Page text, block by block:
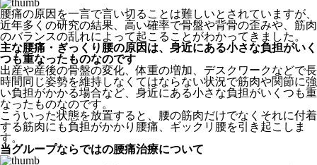
腰痛の原因を一言で言い切ることは難しいとされていますが、
近年多くの研究の結果、高い確率で骨盤や背骨の歪みや、筋肉
のバランスの乱れによって起こることがわかってきました。
主な腰痛・ぎっくり腰の原因は、身近にある小さな負担がいく
つも重なったものなのです
出産や産後の骨盤の変化、体重の増加、デスクワークなどで長
時間同じ姿勢を維持しなくてはならない状況で筋肉や関節に強
い負担がかかる場合など、身近にある小さな負担がいくつも重
なったものなのです。
こういった状態を放置すると、腰の筋肉だけでなくそれに付着
する筋肉にも負担がかかり腰痛、ギックリ腰を引き起こしま
す。
当グループならではの腰痛治療について